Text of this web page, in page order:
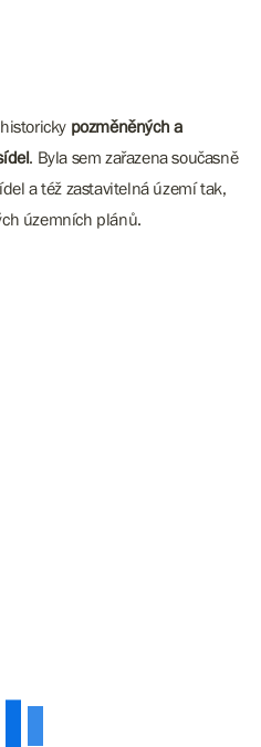
pozměněných a
. Byla sem zařazena současně
a též zastavitelná území tak,
územních plánů.